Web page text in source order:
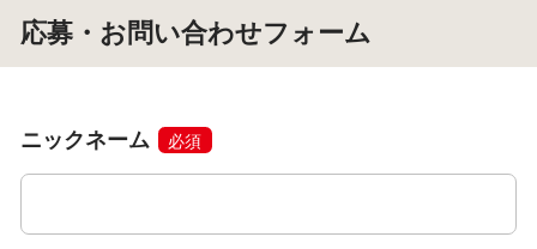
応募・お問い合わせフォーム
ニックネーム 必須